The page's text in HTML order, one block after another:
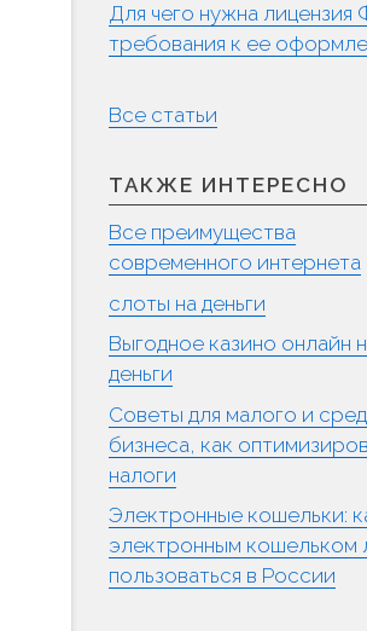
Для чего нужна лицензия
требования к ее
Все статьи
ТАКЖЕ ИНТЕРЕСНО
Все преимущества
современного интернета
слоты на деньги
Выгодное казино онлайн
деньги
Советы для малого и
бизнеса, как
налоги
Электронные кошельки:
электронным кошельком
пользоваться в России